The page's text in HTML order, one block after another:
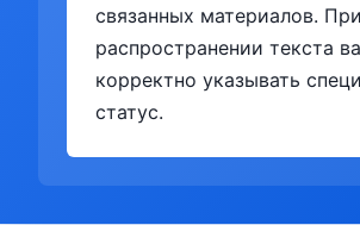
связанных материалов. При
распространении текста
корректно указывать
статус.